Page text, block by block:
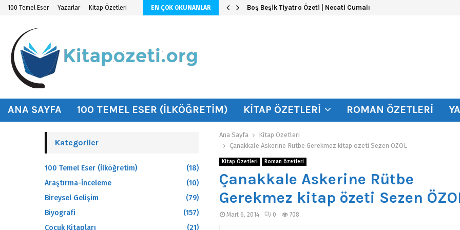
100 Temel Eser Yazarlar Kitap Özetleri EN ÇOK OKUNANLAR
ÖZETİ Boş Beşik Tiyatro Özeti | Necati Cumalı
ANA SAYFA 100 TEMEL ESER (İLKÖĞRETIM) KITAP ÖZETLERI ROMAN ÖZETLERI
Ana Sayfa
Kitap Özetleri
Çanakkale Askerine Rütbe Gerekmez kitap özeti Sezen ÖZOL
Kitap Özetleri Roman özetleri
Çanakkale Askerine Rütbe
Gerekmez kitap özeti Sezen
Mart 6, 2014 0 708
Kategoriler
100 Temel Eser (İlköğretim)
(18)
Araştırma-İnceleme
(10)
Bireysel Gelişim
(79)
Biyografi
(157)
Çocuk Kitapları
(21)